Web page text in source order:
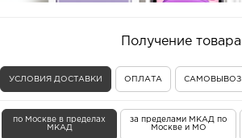
Получение товара
УСЛОВИЯ ДОСТАВКИ ОПЛАТА САМОВЫВОЗ
по Москве в пределах
МКАД
за пределами МКАД по
Москве и МО